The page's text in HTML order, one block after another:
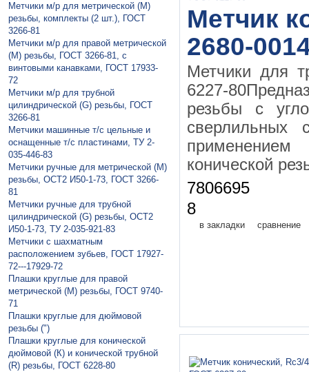
Метчики м/р для метрической (М)
резьбы, комплекты (2 шт.), ГОСТ
3266-81
Метчики м/р для правой метрической
(М) резьбы, ГОСТ 3266-81, с
винтовыми канавками, ГОСТ 17933-
72
Метчики м/р для трубной
цилиндрической (G) резьбы, ГОСТ
3266-81
Метчики машинные т/с цельные и
оснащенные т/с пластинами, ТУ 2-
035-446-83
Метчики ручные для метрической (М)
резьбы, ОСТ2 И50-1-73, ГОСТ 3266-
81
Метчики ручные для трубной
цилиндрической (G) резьбы, ОСТ2
И50-1-73, ТУ 2-035-921-83
Метчики с шахматным
расположением зубьев, ГОСТ 17927-
72---17929-72
Плaшки круглые для правой
метрической (М) резьбы, ГОСТ 9740-
71
Плашки круглые для дюймовой
резьбы (")
Плашки круглые для конической
дюймовой (К) и конической трубной
(R) резьбы, ГОСТ 6228-80
Метчик
2680-
Метчики для
6227-
резьбы с
сверлильных
конической
7806695
8
в закладки сравнение